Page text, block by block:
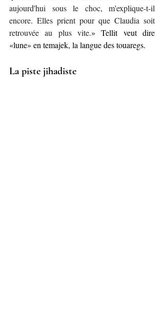
aujourd'hui sous le choc, m'explique-t-il
encore. Elles prient pour que Claudia soit
retrouvée au plus vite.» Tellit veut dire
«lune» en temajek, la langue des touaregs.
La piste jihadiste